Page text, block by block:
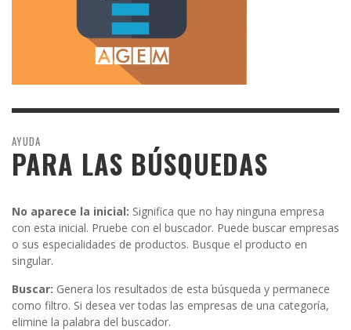
AYUDA
PARA LAS BÚSQUEDAS
No aparece la inicial: Significa que no hay ninguna empresa
con esta inicial. Pruebe con el buscador. Puede buscar empresas
o sus especialidades de productos. Busque el producto en
singular.
Buscar: Genera los resultados de esta búsqueda y permanece
como filtro. Si desea ver todas las empresas de una categoría,
elimine la palabra del buscador.